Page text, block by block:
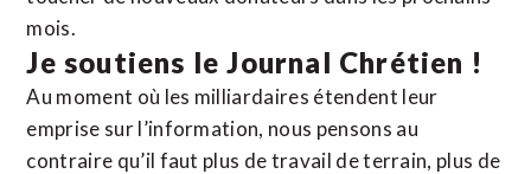
mois.
Je soutiens le Journal Chrétien !
Au moment où les milliardaires étendent leur
emprise sur l’information, nous pensons au
contraire qu’il faut plus de travail de terrain, plus de